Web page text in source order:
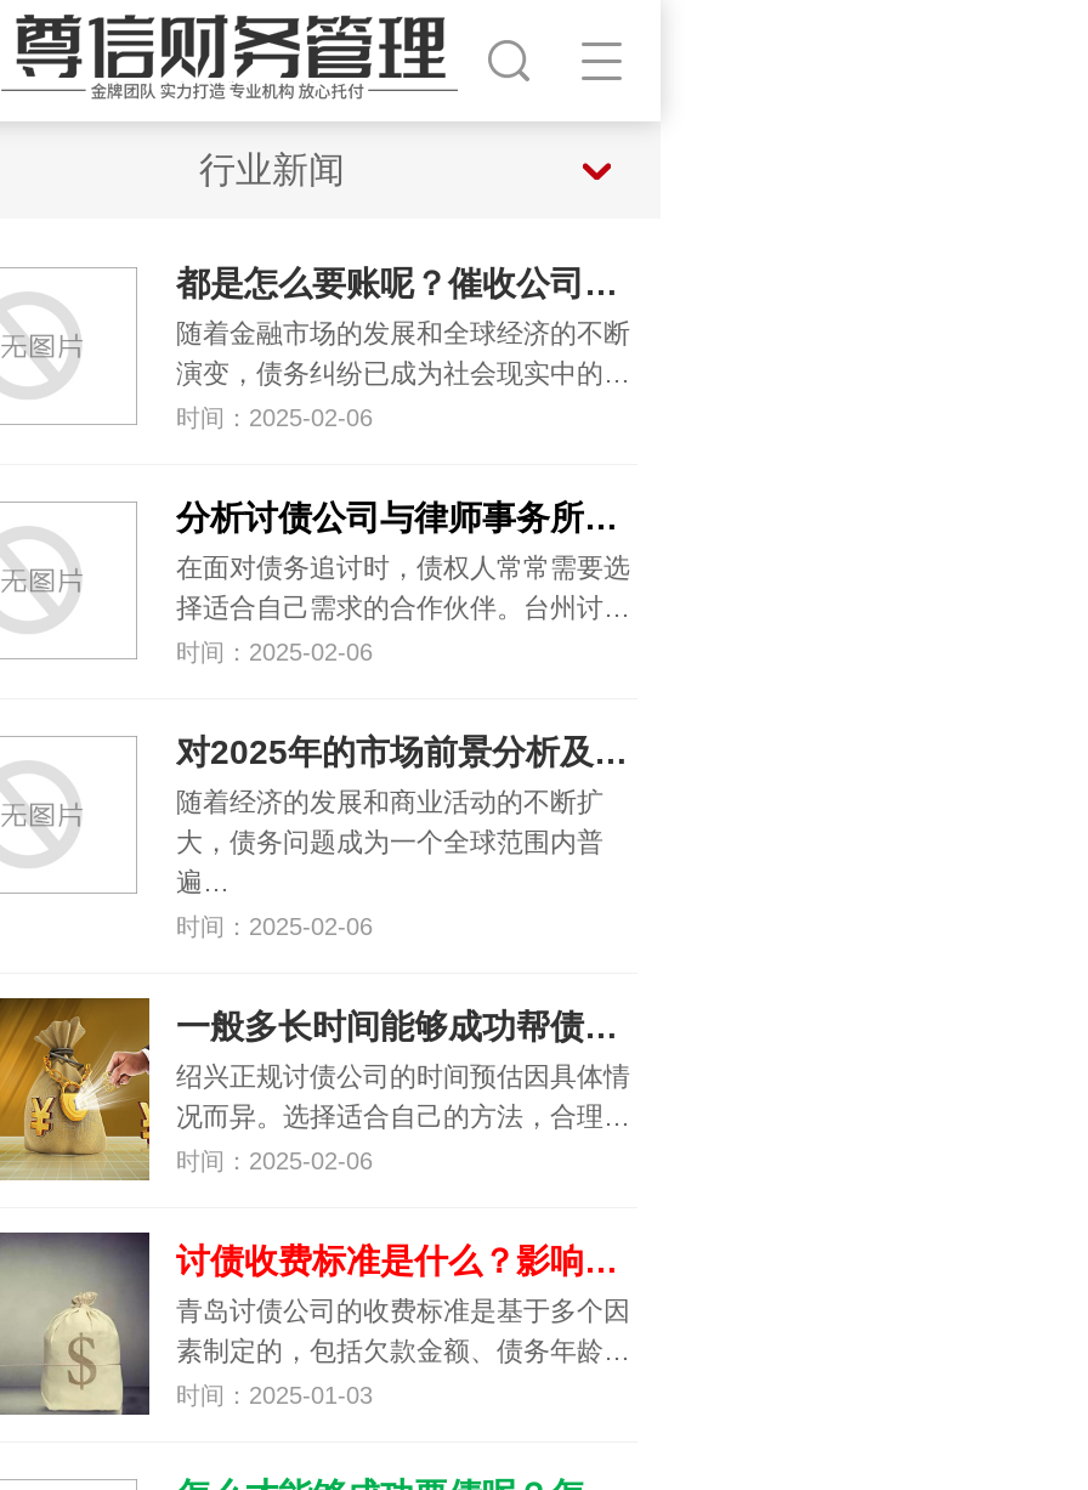
行业新闻
都是怎么要账呢？催收公司如何挑选呢？
随着金融市场的发展和全球经济的不断
演变，债务纠纷已成为社会现实中的…
时间：2025-02-06
分析讨债公司与律师事务所的区别和选择方式是什么？
在面对债务追讨时，债权人常常需要选
择适合自己需求的合作伙伴。台州讨…
时间：2025-02-06
对2025年的市场前景分析及如何提高催债效率
随着经济的发展和商业活动的不断扩
大，债务问题成为一个全球范围内普
遍…
时间：2025-02-06
一般多长时间能够成功帮债权人要账回款？
绍兴正规讨债公司的时间预估因具体情
况而异。选择适合自己的方法，合理…
时间：2025-02-06
讨债收费标准是什么？影响费用的主要因素
青岛讨债公司的收费标准是基于多个因
素制定的，包括欠款金额、债务年龄…
时间：2025-01-03